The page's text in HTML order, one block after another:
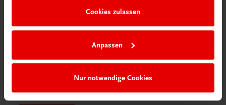
Cookies zulassen
Anpassen
Nur notwendige Cookies
Neu in der DigiBox
Das „Digitale
Klassenzimmer“